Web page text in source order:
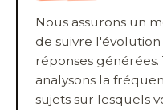
Nous assurons un
de suivre
réponses générées.
analysons la
sujets sur lesquels